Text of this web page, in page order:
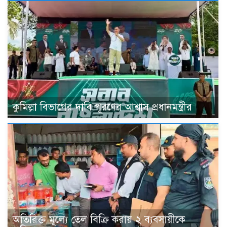
কুমিল্লা বিভাগের দাবি পূরণের আশ্বাস প্রধানমন্ত্রীর
অতিরিক্ত মূল্যে তেল বিক্রি করায় ২ ব্যবসায়ীকে